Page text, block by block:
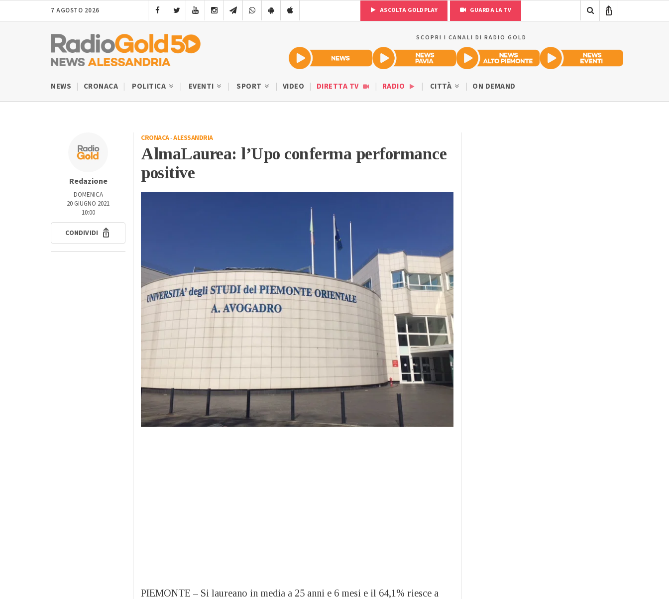
7 AGOSTO 2026 ASCOLTA GOLDPLAY GUARDA LA TV
SCOPRI I CANALI DI RADIO GOLD
NEWS CRONACA POLITICA EVENTI SPORT VIDEO DIRETTA TV RADIO CITTÀ ON DEMAND
Redazione
DOMENICA
20 GIUGNO 2021
10:00
CONDIVIDI
CRONACA-ALESSANDRIA
AlmaLaurea: l’Upo conferma performance
positive
PIEMONTE – Si laureano in media a 25 anni e 6 mesi e il 64,1% riesce a